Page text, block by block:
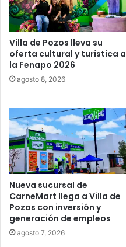
Villa de Pozos lleva su
oferta cultural y turística a
la Fenapo 2026
agosto 8, 2026
Nueva sucursal de
CarneMart llega a Villa de
Pozos con inversión y
generación de empleos
agosto 7, 2026